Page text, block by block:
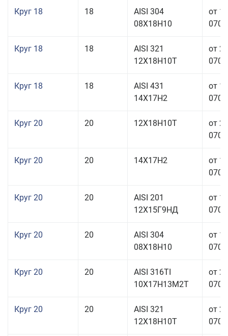
Круг 18 18
AISI 304
08Х18Н10
от
Круг 18 18
AISI 321
12Х18Н10Т
от
Круг 18 18
AISI 431
14Х17Н2
от
Круг 20 20 12Х18Н10Т
от
Круг 20 20 14Х17Н2
от
Круг 20 20
AISI 201
12Х15Г9НД
от
Круг 20 20
AISI 304
08Х18Н10
от
Круг 20 20
AISI 316TI
10Х17Н13М2Т
от
Круг 20 20
AISI 321
12Х18Н10Т
от